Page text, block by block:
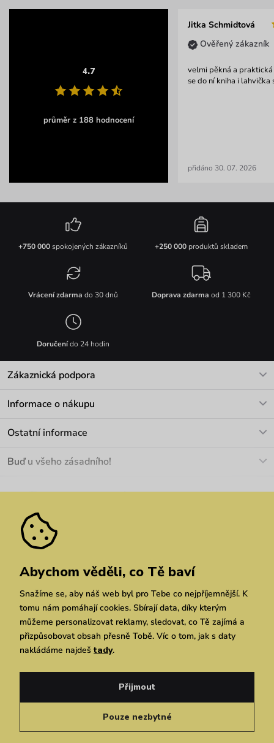
4.7
průměr z 188 hodnocení
Jitka Schmidtová
Ověřený zákazník
velmi pěkná a
se do ní kniha i lahvička
přidáno 30. 07. 2026
+750 000spokojených zákazníků +250 000produktů skladem
Vrácení zdarma do 30 dnů Doprava zdarma od 1 300 Kč
Doručenído 24 hodin
Zákaznická podpora
Informace o nákupu
Materiály a údržba
Pozáruční opravy
Ostatní informace
Velkoobchod
We Care
Dárkové poukazy
Vuchlook
Prodejny
Praha Brno Chrudim
Buď u všeho zásadního!
Zásady ochrany osobních údajů
Simplia.cz
Zásady ochrany osobních údajů
Čeština
Abychom věděli, co Tě baví
Snažíme se, aby náš web byl pro Tebe co nejpříjemnější. K
tomu nám pomáhají cookies. Sbírají data, díky kterým
můžeme personalizovat reklamy, sledovat, co Tě zajímá a
přizpůsobovat obsah přesně Tobě. Víc o tom, jak s daty
nakládáme najdeš tady.
Pouze nezbytné
Přijmout